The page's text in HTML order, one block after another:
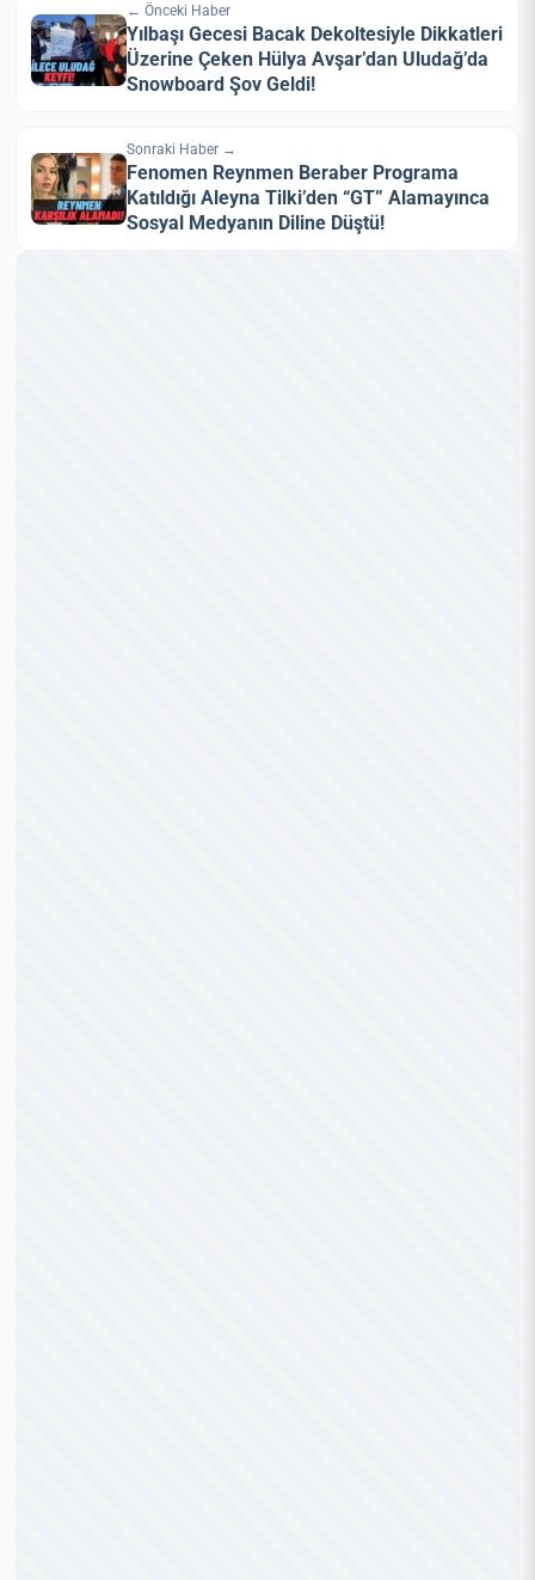
← Önceki Haber
Yılbaşı Gecesi Bacak Dekoltesiyle Dikkatleri
Üzerine Çeken Hülya Avşar’dan Uludağ’da
Snowboard Şov Geldi!
Sonraki Haber →
Fenomen Reynmen Beraber Programa
Katıldığı Aleyna Tilki’den “GT” Alamayınca
Sosyal Medyanın Diline Düştü!